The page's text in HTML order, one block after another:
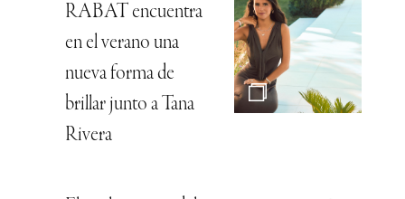
RABAT encuentra
en el verano una
nueva forma de
brillar junto a Tana
Rivera